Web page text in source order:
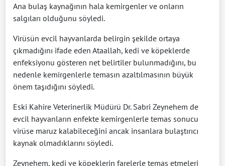
Ana bulaş kaynağının hala kemirgenler ve onların
salgıları olduğunu söyledi.
Virüsün evcil hayvanlarda belirgin şekilde ortaya
çıkmadığını ifade eden Ataallah, kedi ve köpeklerde
enfeksiyonu gösteren net belirtiler bulunmadığını, bu
nedenle kemirgenlerle temasın azaltılmasının büyük
önem taşıdığını söyledi.
Eski Kahire Veterinerlik Müdürü Dr. Sabri Zeynehem de
evcil hayvanların enfekte kemirgenlerle temas sonucu
virüse maruz kalabileceğini ancak insanlara bulaştırıcı
kaynak olmadıklarını söyledi.
Zeynehem, kedi ve köpeklerin farelerle temas etmeleri